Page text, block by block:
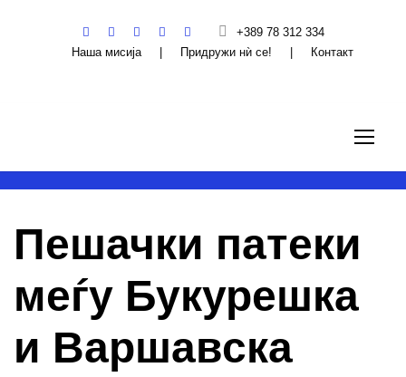
+389 78 312 334
Наша мисија
Придружи нѝ се! Контакт
Пешачки патеки
меѓу Букурешка
и Варшавска